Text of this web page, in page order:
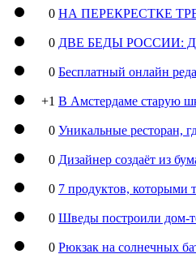
0 НА ПЕРЕКРЕСТКЕ
0 ДВЕ БЕДЫ РОССИИ:
0 Бесплатный онлайн
+1 В Амстердаме старую
0 Уникальные ресторан,
0 Дизайнер создаёт из
0 7 продуктов, которыми
0 Шведы построили дом-
0 Рюкзак на солнечных